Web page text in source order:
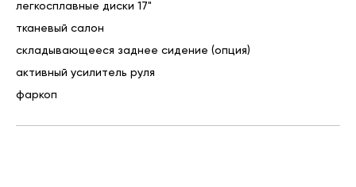
легкосплавные диски 17"
тканевый салон
складывающееся заднее сидение (опция)
активный усилитель руля
фаркоп